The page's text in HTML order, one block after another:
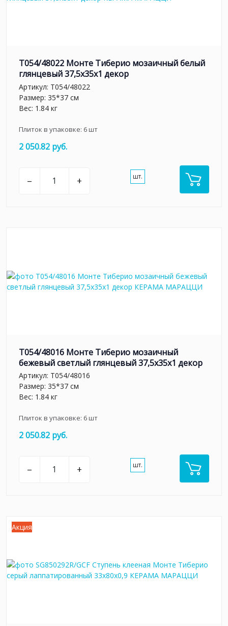
T054/48022 Монте Тиберио мозаичный белый
глянцевый 37,5x35x1 декор
Артикул: T054/48022
Размер: 35*37 см
Вес: 1.84 кг
Плиток в упаковке: 6шт
2 050.82 руб.
– + шт.
T054/48016 Монте Тиберио мозаичный
бежевый светлый глянцевый 37,5x35x1 декор
Артикул: T054/48016
Размер: 35*37 см
Вес: 1.84 кг
Плиток в упаковке: 6шт
2 050.82 руб.
– + шт.
Акция